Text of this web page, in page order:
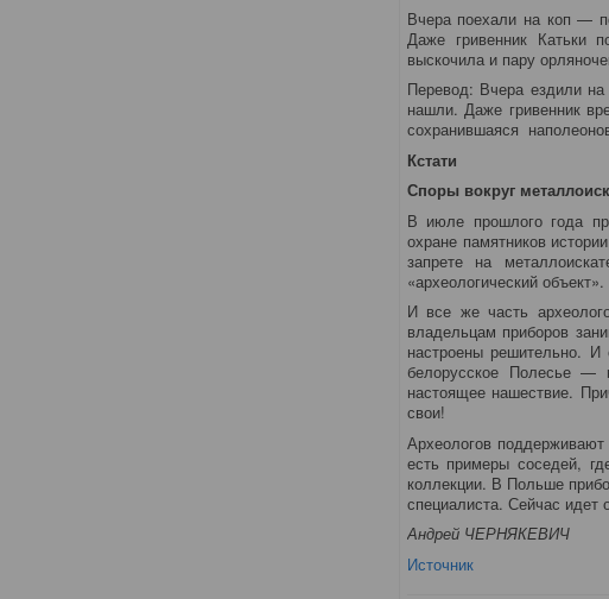
Вчера поехали на коп —
Даже гривенник
выскочила и пару
Перевод: Вчера ездили
нашли. Даже гривенник
сохранившаяся
Кстати
Споры вокруг
В июле прошлого года
охране памятников
запрете на
«археологический объект».
И все же часть
владельцам приборов
настроены решительно.
белорусское Полесье —
настоящее нашествие.
свои!
Археологов
есть примеры соседей,
коллекции. В Польше
специалиста. Сейчас идет
Андрей ЧЕРНЯКЕВИЧ
Источник